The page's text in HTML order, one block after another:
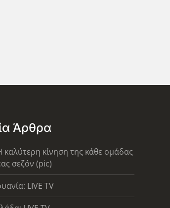
Άρθρα
κίνηση της κάθε ομάδας
σεζόν (pic)
LIVE TV